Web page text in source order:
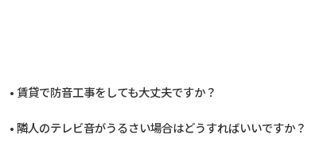
賃貸で防音工事をしても大丈夫ですか？
隣人のテレビ音がうるさい場合はどうすればいいですか？